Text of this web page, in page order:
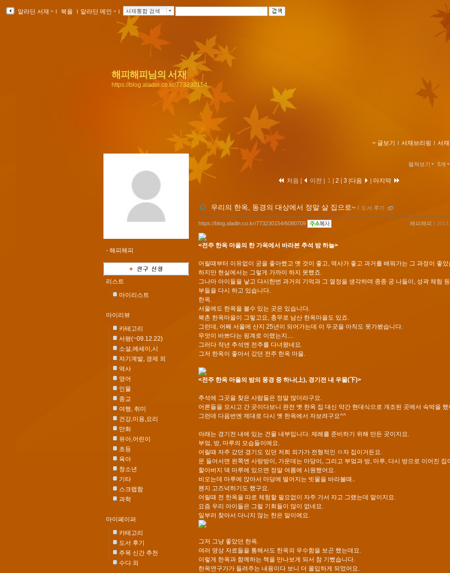
알라딘 서재 ｌ 북플 ｌ 알라딘 메인 ｌ 서재통합 검색
해피해피님의 서재
https://blog.aladin.co.kr/773230154
글보기 ｌ 서재브리핑 ｌ 서
- 해피해피
리스트
마이리스트
마이리뷰
카테고리
서평(~09.12.22)
소설,에세이,시
자기계발, 경제 외
역사
영어
인물
종교
여행, 취미
건강,미용,요리
만화
유아,어린이
초등
육아
청소년
기타
스크랩함
과학
마이페이퍼
카테고리
도서 후기
주목 신간 추천
수다 외
펼쳐보기 5개
처음 | 이전 | 1 2 3 다음 마지막
우리의 한옥, 동경의 대상에서 정말 살 집으로~ ｌ 도서 후기
해피해피 l
https://blog.aladin.co.kr/773230154/6080709
<전주 한옥 마을의 한 가옥에서 바라본 추석 밤 하늘>
어릴때부터 이유없이 궁을 좋아했고 옛 것이 좋고, 역사가 좋고 과거를 배워가는 그 과정이 좋았
하지만 현실에서는 그렇게 가까이 하지 못했죠.
그나마 아이들을 낳고 다시한번 과거의 기억과 그 열정을 생각하며 종종 궁 나들이, 성곽 체험
부들을 다시 하고 있습니다.
한옥.
서울에도 한옥을 볼수 있는 곳은 있습니다.
북촌 한옥마을이 그렇고요, 충무로 남산 한옥마을도 있죠.
그런데, 어째 서울에 산지 25년이 되어가는데 이 두곳을 아직도 못가봤습니다.
무엇이 바쁘다는 핑계로 이랬는지....
그러다 작년 추석엔 전주를 다녀왔네요.
그저 한옥이 좋아서 갔던 전주 한옥 마을.
<전주 한옥 마을의 밤의 풍경 중 하나(上), 경기전 내 우물(下)>
추석에 그곳을 찾은 사람들은 정말 많더라구요.
어른들을 모시고 간 곳이다보니 완전 옛 한옥 집 대신 약간 현대식으로 개조된 곳에서 숙박을 했
그런데 다음번엔 제대로 다시 옛 한옥에서 자보려구요^^
아래는 경기전 내에 있는 건물 내부입니다. 제례를 준비하기 위해 만든 곳이지요.
부엌, 방, 마루의 모습들이에요.
어릴때 자주 갔던 경기도 있던 저희 외가가 전형적인 ㅁ자 집이거든요.
문 들어서면 왼쪽엔 사랑방이, 가운데는 마당이, 그리고 부엌과 방, 마루, 다시 방으로 이어진 집
할아버지 댁 마루에 있으면 정말 여름에 시원했어요.
비오는데 마루에 앉아서 마당에 떨어지는 빗물을 바라볼때..
왠지 고즈넉하기도 했구요.
어릴때 전 한옥을 따로 체험할 필요없이 자주 가서 자고 그랬는데 말이지요.
요즘 우리 아이들은 그럴 기회들이 많이 없네요.
일부러 찾아서 다니지 않는 한은 말이에요.
그저 그냥 좋았던 한옥.
여러 영상 자료들을 통해서도 한옥의 우수함을 보곤 했는데요.
이렇게 한옥과 함께하는 책을 만나보게 되서 참 기뻤습니다.
한옥연구가가 들려주는 내용이다 보니 더 몰입하게 되었어요.